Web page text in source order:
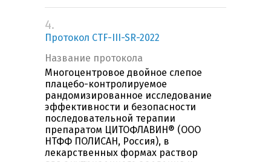
4.
Протокол CTF-III-SR-2022
Название протокола
Многоцентровое двойное слепое
плацебо-контролируемое
рандомизированное исследование
эффективности и безопасности
последовательной терапии
препаратом ЦИТОФЛАВИН® (ООО
НТФФ ПОЛИСАН, Россия), в
лекарственных формах раствор